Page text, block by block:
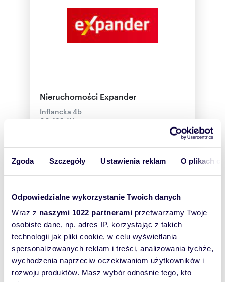
Zgoda Szczegóły Ustawienia reklam O plikach
Odpowiedzialne wykorzystanie Twoich danych
Wraz z naszymi 1022 partnerami przetwarzamy Twoje
osobiste dane, np. adres IP, korzystając z takich
technologii jak pliki cookie, w celu wyświetlania
spersonalizowanych reklam i treści, analizowania tychże,
wychodzenia naprzeciw oczekiwaniom użytkowników i
rozwoju produktów. Masz wybór odnośnie tego, kto
Nieruchomości Expander
Inflancka 4b
00-189, Warszawa
Więcej